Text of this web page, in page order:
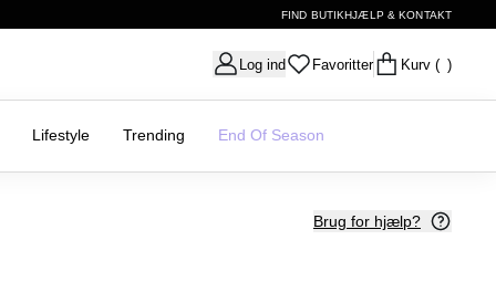
FIND BUTIKHJÆLP & KONTAKT
Log ind Favoritter Kurv ( )
Lifestyle Trending End Of Season
Brug for hjælp?